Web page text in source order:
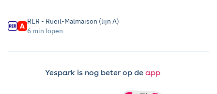
RER - Rueil-Malmaison (lijn A)
6 min lopen
Yespark is nog beter op de app